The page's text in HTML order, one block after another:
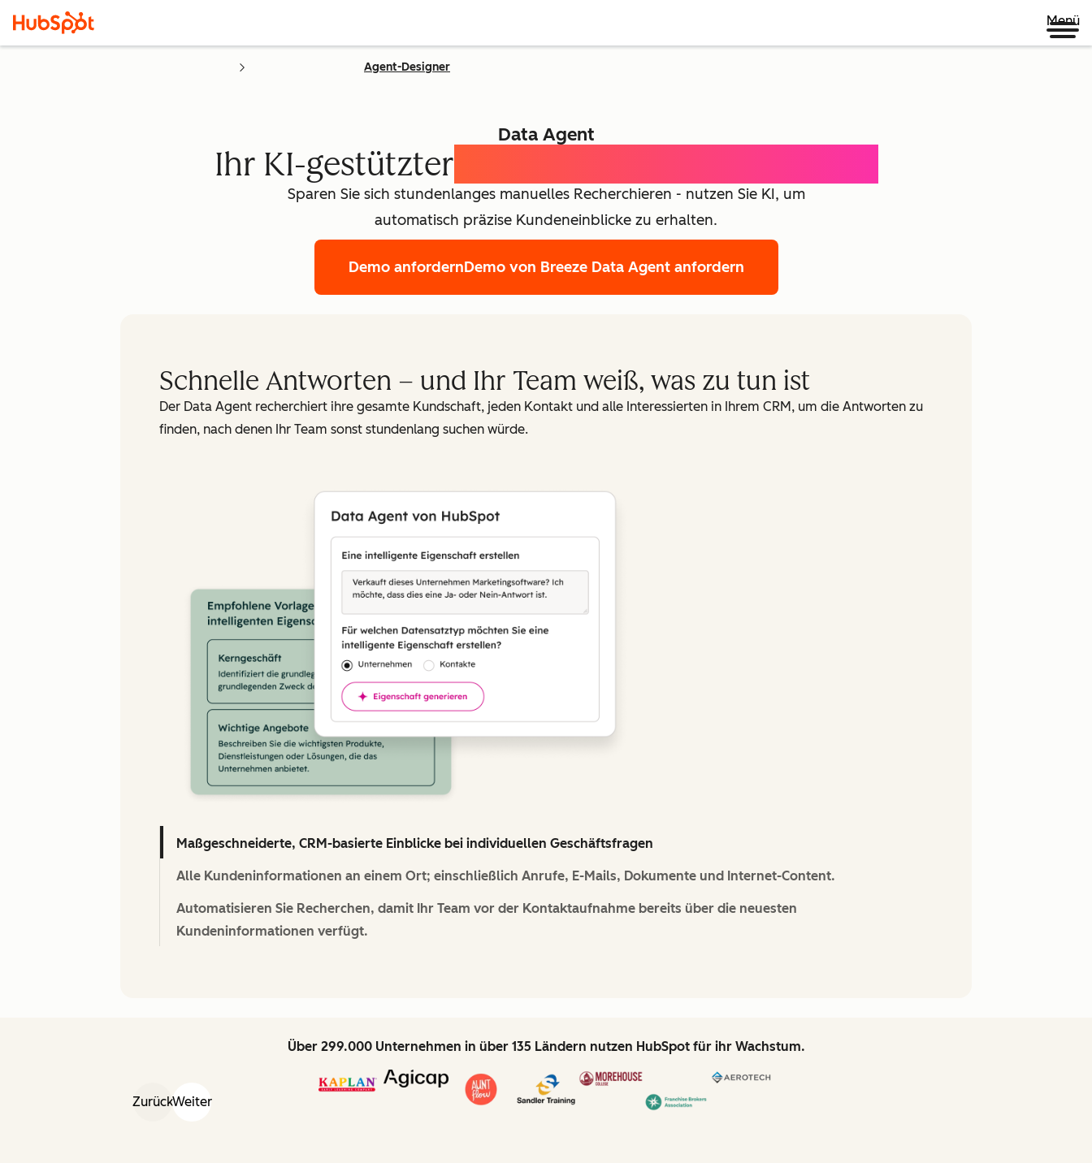
Menü
Agent-Designer
Data Agent
Ihr KI-gestützter
Sparen Sie sich stundenlanges manuelles Recherchieren - nutzen Sie KI, um
automatisch präzise Kundeneinblicke zu erhalten.
Demo anfordernDemo von Breeze Data Agent anfordern
Schnelle Antworten – und Ihr Team weiß, was zu tun ist
Der Data Agent recherchiert ihre gesamte Kundschaft, jeden Kontakt und alle Interessierten in Ihrem CRM, um die Antworten zu
finden, nach denen Ihr Team sonst stundenlang suchen würde.
Maßgeschneiderte, CRM-basierte Einblicke bei individuellen Geschäftsfragen
Alle Kundeninformationen an einem Ort; einschließlich Anrufe, E-Mails, Dokumente und Internet-Content.
Automatisieren Sie Recherchen, damit Ihr Team vor der Kontaktaufnahme bereits über die neuesten
Kundeninformationen verfügt.
Über 299.000 Unternehmen in über 135 Ländern nutzen HubSpot für ihr Wachstum.
ZurückWeiter